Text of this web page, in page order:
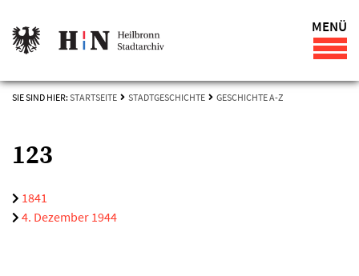
MENÜ
SIE SIND HIER: STARTSEITE STADTGESCHICHTE GESCHICHTE A-Z
123
1841
4. Dezember 1944